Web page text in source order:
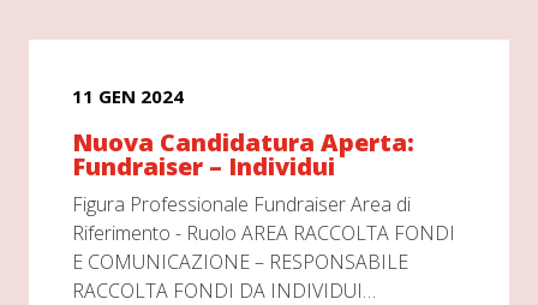
11 GEN 2024
Nuova Candidatura Aperta:
Fundraiser – Individui
Figura Professionale Fundraiser Area di
Riferimento - Ruolo AREA RACCOLTA FONDI
E COMUNICAZIONE – RESPONSABILE
RACCOLTA FONDI DA INDIVIDUI…